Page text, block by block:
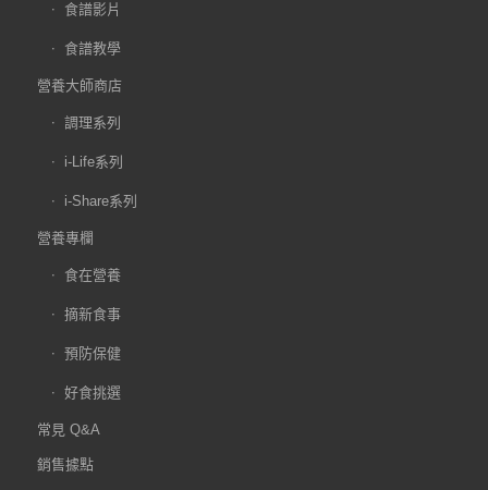
食譜影片
食譜教學
營養大師商店
調理系列
i-Life系列
i-Share系列
營養專欄
食在營養
摘新食事
預防保健
好食挑選
常見 Q&A
銷售據點